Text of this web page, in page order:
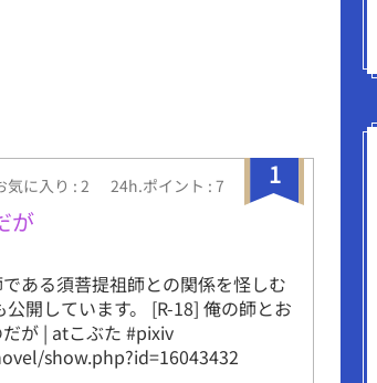
1
気に入り : 2 24h.ポイント : 7
が
ある須菩提祖師との関係を怪しむ
開しています。 [R-18] 俺の師とお
が | atこぶた #pixiv
show.php?id=16043432